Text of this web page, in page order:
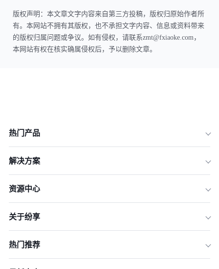
版权声明：本文章文字内容来自第三方投稿，版权归原始作者所
有。本网站不拥有其版权，也不承担文字内容、信息或资料带来
的版权归属问题或争议。如有侵权，请联系zmt@fxiaoke.com，
本网站有权在核实确属侵权后，予以删除文章。
热门产品
解决方案
资源中心
关于纷享
热门推荐